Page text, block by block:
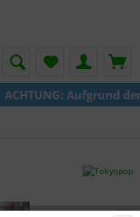
ACHTUNG: Aufgrund